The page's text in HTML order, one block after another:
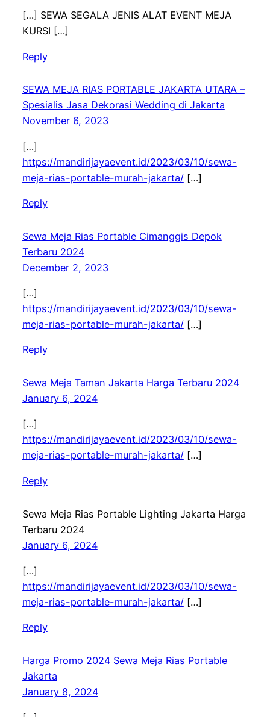
[…] SEWA SEGALA JENIS ALAT EVENT MEJA
KURSI […]
Reply
SEWA MEJA RIAS PORTABLE JAKARTA UTARA –
Spesialis Jasa Dekorasi Wedding di Jakarta
November 6, 2023
[…]
https://mandirijayaevent.id/2023/03/10/sewa-
meja-rias-portable-murah-jakarta/[…]
Reply
Sewa Meja Rias Portable Cimanggis Depok
Terbaru 2024
December 2, 2023
[…]
https://mandirijayaevent.id/2023/03/10/sewa-
meja-rias-portable-murah-jakarta/[…]
Reply
Sewa Meja Taman Jakarta Harga Terbaru 2024
January 6, 2024
[…]
https://mandirijayaevent.id/2023/03/10/sewa-
meja-rias-portable-murah-jakarta/[…]
Reply
Sewa Meja Rias Portable Lighting Jakarta Harga
Terbaru 2024
January 6, 2024
[…]
https://mandirijayaevent.id/2023/03/10/sewa-
meja-rias-portable-murah-jakarta/[…]
Reply
Harga Promo 2024 Sewa Meja Rias Portable
Jakarta
January 8, 2024